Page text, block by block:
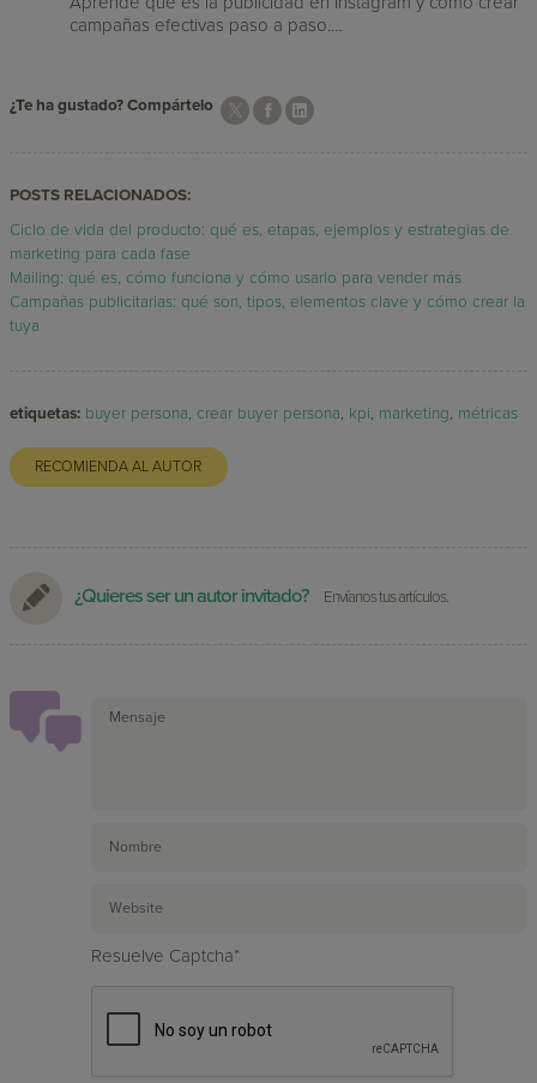
campañas efectivas paso a paso.…
¿Te ha gustado? Compártelo
POSTS RELACIONADOS:
Ciclo de vida del producto: qué es, etapas, ejemplos y estrategias de
marketing para cada fase
Mailing: qué es, cómo funciona y cómo usarlo para vender más
Campañas publicitarias: qué son, tipos, elementos clave y cómo crear la
tuya
etiquetas: buyer persona,crear buyer persona, kpi, marketing, métricas
RECOMIENDA AL AUTOR
¿Quieres ser un autor invitado? Envíanos tus artículos.
Resuelve Captcha*